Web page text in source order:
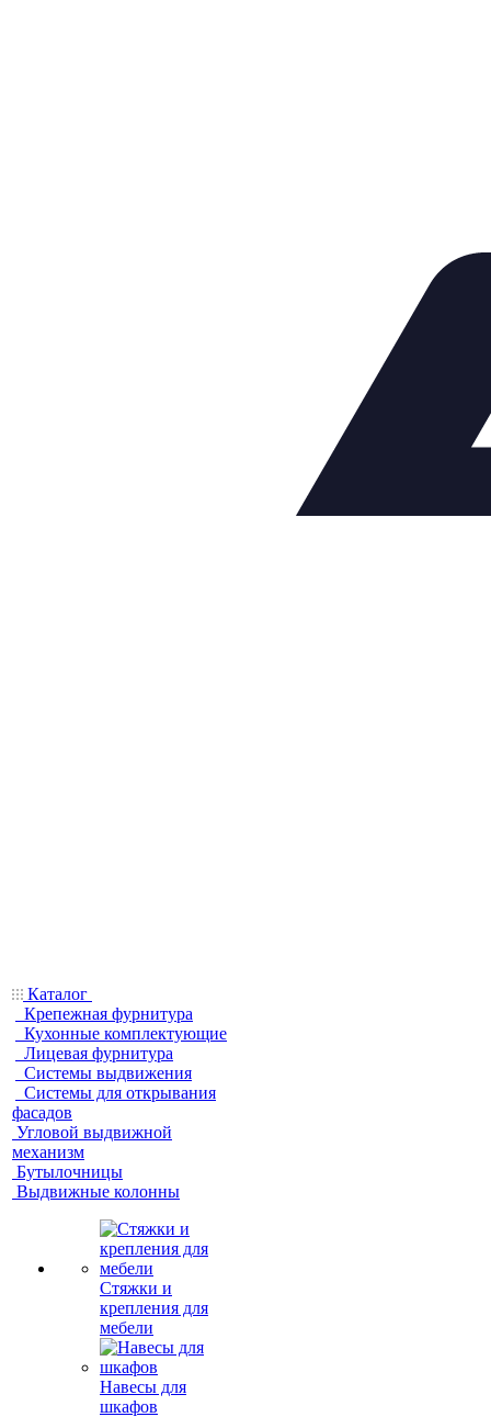
Каталог
Крепежная фурнитура
Кухонные комплектующие
Лицевая фурнитура
Системы выдвижения
Системы для открывания
фасадов
Угловой выдвижной
механизм
Бутылочницы
Выдвижные колонны
Стяжки и
крепления для
мебели
Навесы для
шкафов